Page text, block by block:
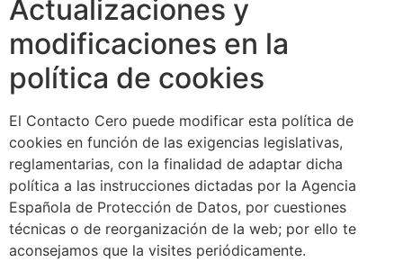
Actualizaciones y
modificaciones en la
política de cookies
El Contacto Cero puede modificar esta política de
cookies en función de las exigencias legislativas,
reglamentarias, con la finalidad de adaptar dicha
política a las instrucciones dictadas por la Agencia
Española de Protección de Datos, por cuestiones
técnicas o de reorganización de la web; por ello te
aconsejamos que la visites periódicamente.